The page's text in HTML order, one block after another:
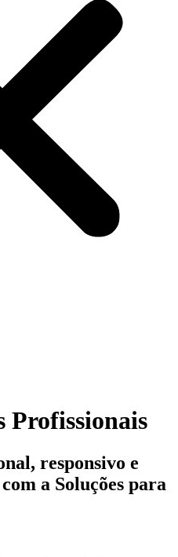
Profissionais
responsivo e
a Soluções para